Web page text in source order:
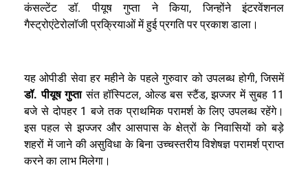
कंसल्टेंट डॉ. पीयूष गुप्ता ने किया, जिन्होंने इंटरवेंशनल
गैस्ट्रोएंटेरोलॉजी प्रक्रियाओं में हुई प्रगति पर प्रकाश डाला।
यह ओपीडी सेवा हर महीने के पहले गुरुवार को उपलब्ध होगी, जिसमें
डॉ. पीयूष गुप्तासंत हॉस्पिटल, ओल्ड बस स्टैंड, झज्जर में सुबह 11
बजे से दोपहर 1 बजे तक प्राथमिक परामर्श के लिए उपलब्ध रहेंगे।
इस पहल से झज्जर और आसपास के क्षेत्रों के निवासियों को बड़े
शहरों में जाने की असुविधा के बिना उच्चस्तरीय विशेषज्ञ परामर्श प्राप्त
करने का लाभ मिलेगा।